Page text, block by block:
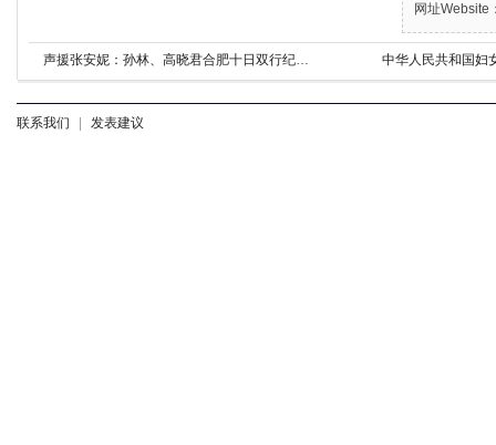
网址Website
声援张安妮：孙林、高晓君合肥十日双行纪（1） 中华人民共和国妇
联系我们 发表建议